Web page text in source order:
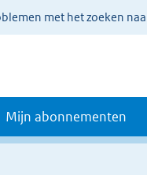
met het zoeken
Mijn abonnementen